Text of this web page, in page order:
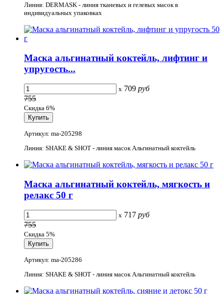
Линия: DERMASK - линия тканевых и гелевых масок в
индивидуальных упаковках
Маска альгинатный коктейль, лифтинг и
упругость...
x 709 руб
755
Скидка 6%
Артикул: ma-205298
Линия: SHAKE & SHOT - линия масок Альгинатный коктейль
Маска альгинатный коктейль, мягкость и
релакс 50 г
x 717 руб
755
Скидка 5%
Артикул: ma-205286
Линия: SHAKE & SHOT - линия масок Альгинатный коктейль